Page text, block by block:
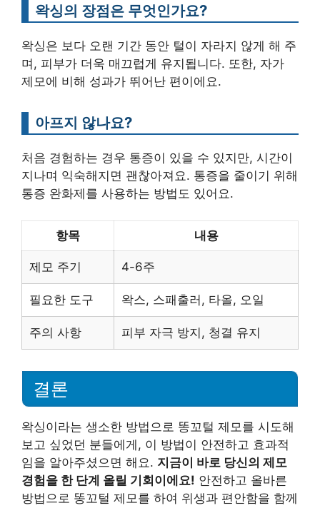
왁싱의 장점은 무엇인가요?
왁싱은 보다 오랜 기간 동안 털이 자라지 않게 해 주
며, 피부가 더욱 매끄럽게 유지됩니다. 또한, 자가
제모에 비해 성과가 뛰어난 편이에요.
아프지 않나요?
처음 경험하는 경우 통증이 있을 수 있지만, 시간이
지나며 익숙해지면 괜찮아져요. 통증을 줄이기 위해
통증 완화제를 사용하는 방법도 있어요.
항목 내용
제모 주기 4-6주
필요한 도구 왁스, 스패출러, 타올, 오일
주의 사항 피부 자극 방지, 청결 유지
결론
왁싱이라는 생소한 방법으로 똥꼬털 제모를 시도해
보고 싶었던 분들에게, 이 방법이 안전하고 효과적
임을 알아주셨으면 해요. 지금이 바로 당신의 제모
경험을 한 단계 올릴 기회이에요! 안전하고 올바른
방법으로 똥꼬털 제모를 하여 위생과 편안함을 함께